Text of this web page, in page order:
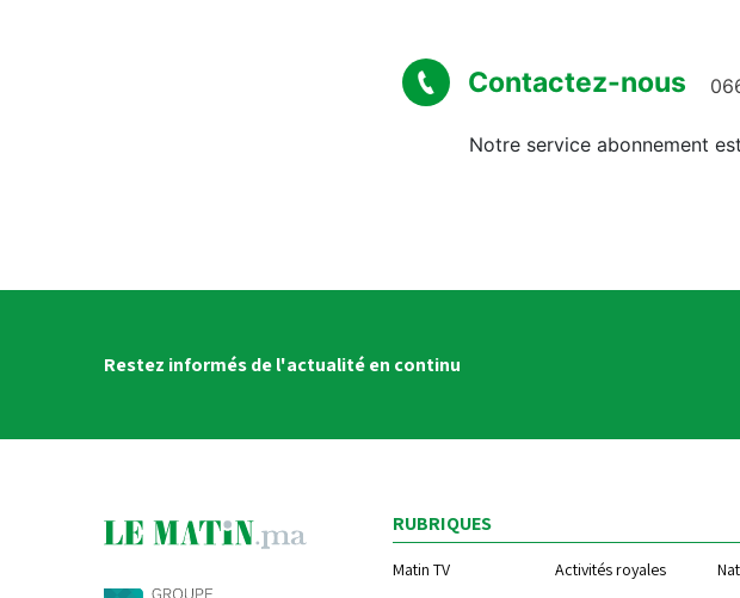
Contactez-nous
Notre service abonnement
Restez informés de l'actualité en continu
RUBRIQUES
Matin TV Activités royales